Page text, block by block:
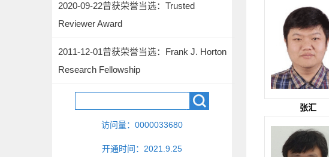
2020-09-22曾获荣誉当选：Trusted
Reviewer Award
2011-12-01曾获荣誉当选：Frank J. Horton
Research Fellowship
访问量： 0000033680
开通时间： 2021 9 25
张汇